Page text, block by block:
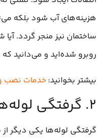
هزینه‌های آب شود بلکه
ساختمان نیز منجر گردد.
روبرو شده‌اید و می‌دانید
بیشتر بخوانید: خدمات نصب
۲. گرفتگی لوله‌ها
گرفتگی لوله‌ها یکی دیگر